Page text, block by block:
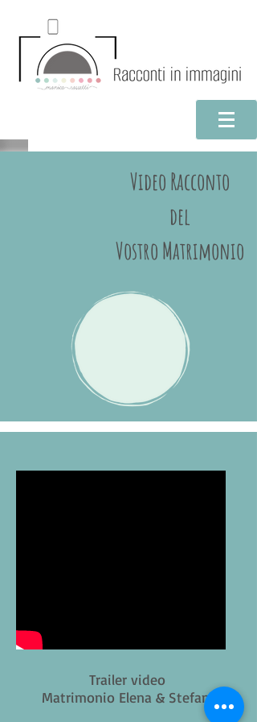
Video Racconto
del
Vostro Matrimonio
Trailer video
Matrimonio Elena & Stefano